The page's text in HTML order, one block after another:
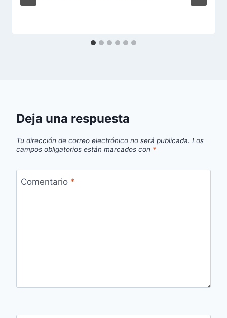
Deja una respuesta
Tu dirección de correo electrónico no será publicada. Los
campos obligatorios están marcados con *
Comentario *